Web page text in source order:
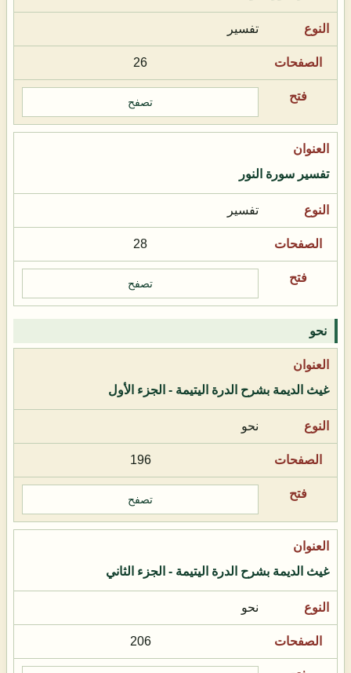
تفسير
26
تصفح
تفسير سورة النور
تفسير
28
تصفح
نحو
غيث الديمة بشرح الدرة اليتيمة - الجزء الأول
نحو
196
تصفح
غيث الديمة بشرح الدرة اليتيمة - الجزء الثاني
نحو
206